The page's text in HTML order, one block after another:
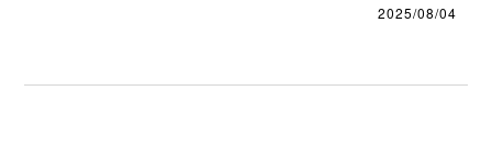
2025/08/04